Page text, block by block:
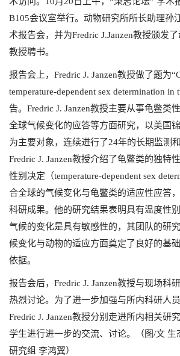
B105会议室举行。动物研究所所长助理孙
术报告会，并为Fredric J.Janzen教授颁发
教授聘书。
报告会上，Fredric J. Janzen教授做了题为
temperature-dependent sex determination in
告。Fredric J. Janzen教授主要从事龟鳖类
全球气候变化的应答等方面研究，以美国锦
为主要对象，连续进行了24年的长期监测
Fredric J. Janzen教授介绍了龟鳖类的独特
性别决定（temperature-dependent sex
合全球的气候变化与龟鳖类的适应性应答
科研成果。他的研究结果表明具有温度性
气候的变化是具有敏感性的，其团队的研
候变化与动物的适应方面奠定了良好的基
依据。
报告会后，Fredric J. Janzen教授与现场科
热烈讨论。为了进一步加强与所内科研人员
Fredric J. Janzen教授分别走进所内相关研
学生进行进一步的交流、讨论。（图/文
研究组 李鸿翼）